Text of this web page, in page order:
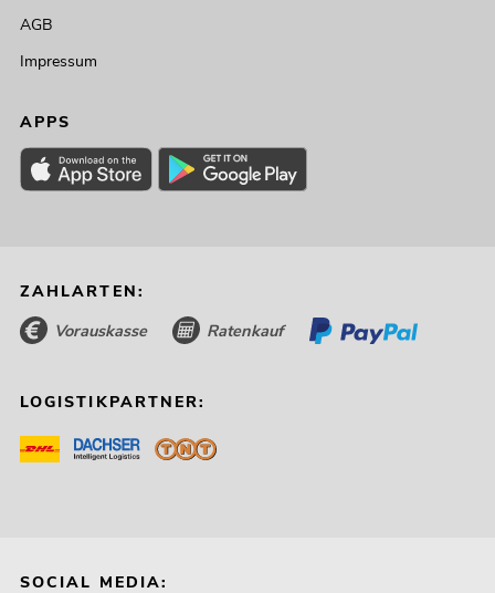
AGB
Impressum
APPS
ZAHLARTEN:
Vorauskasse Ratenkauf
LOGISTIKPARTNER:
SOCIAL MEDIA: